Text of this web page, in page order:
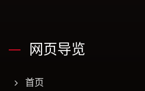
网页导览
首页